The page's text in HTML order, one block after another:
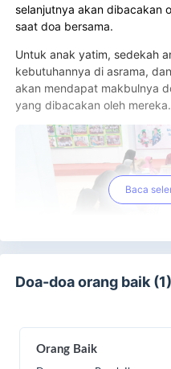
selanjutnya akan dibacakan
saat doa bersama.
Untuk anak yatim, sedekah
kebutuhannya di asrama,
akan mendapat makbulnya
yang dibacakan oleh mereka.
Ayo kita tunaikan Sedekah
pemuliaan mereka sekarang
Baca
Doa-doa orang baik (1)
Orang Baik